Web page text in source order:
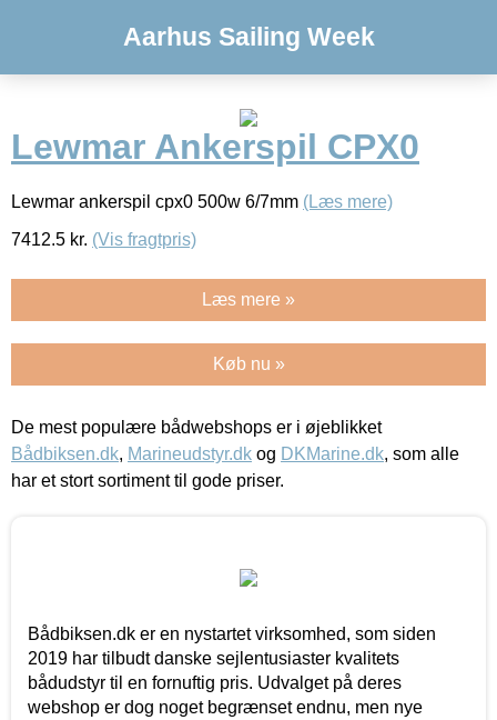
Aarhus Sailing Week
Lewmar Ankerspil CPX0
Lewmar ankerspil cpx0 500w 6/7mm (Læs mere)
7412.5 kr. (Vis fragtpris)
Læs mere »
Køb nu »
De mest populære bådwebshops er i øjeblikket
Bådbiksen.dk, Marineudstyr.dk og DKMarine.dk, som alle
har et stort sortiment til gode priser.
Bådbiksen.dk er en nystartet virksomhed, som siden
2019 har tilbudt danske sejlentusiaster kvalitets
bådudstyr til en fornuftig pris. Udvalget på deres
webshop er dog noget begrænset endnu, men nye